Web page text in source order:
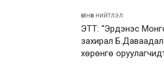
өмнөх нийтлэл
ЭТТ: “Эрдэнэс
захирал
хөрөнгө